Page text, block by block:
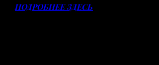
ПОДРОБНЕЕ ЗДЕСЬ